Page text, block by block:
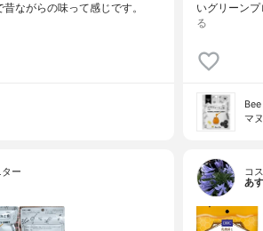
ながらの味って感じです。
いグリーン
る
マ
ー
コ
あ